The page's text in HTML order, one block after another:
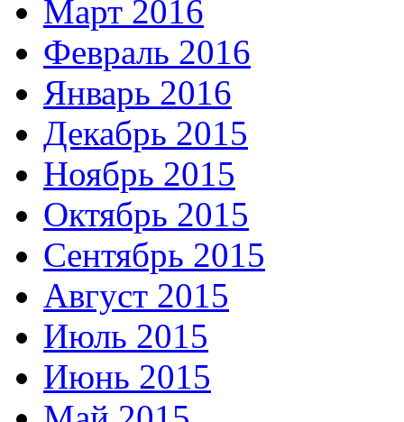
Март 2016
Февраль 2016
Январь 2016
Декабрь 2015
Ноябрь 2015
Октябрь 2015
Сентябрь 2015
Август 2015
Июль 2015
Июнь 2015